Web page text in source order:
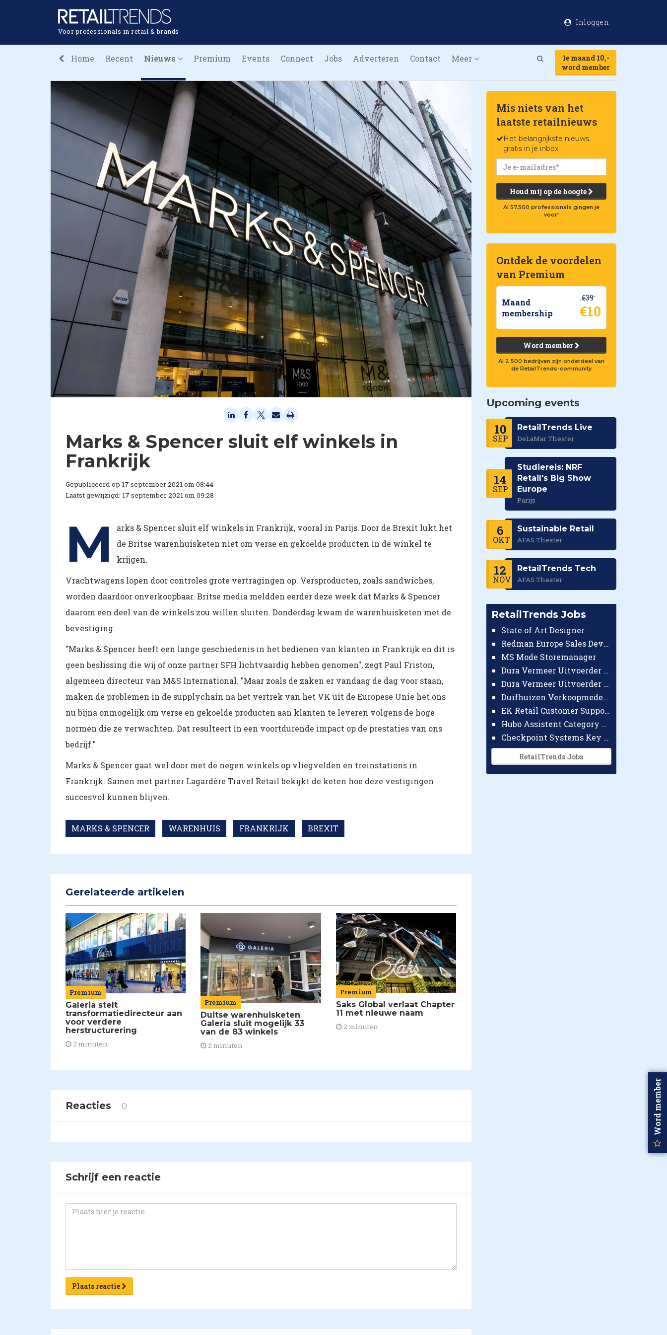
Voor professionals in retail & brands
Inloggen
Home Recent Nieuws Premium Events Connect Jobs Adverteren Contact Meer
1e maand 10,-
word member
Marks & Spencer sluit elf winkels in
Frankrijk
Gepubliceerd op 17 september 2021 om 08:44
Laatst gewijzigd: 17 september 2021 om 09:28
M
arks & Spencer sluit elf winkels in Frankrijk, vooral in Parijs. Door de Brexit lukt het
de Britse warenhuisketen niet om verse en gekoelde producten in de winkel te
krijgen.
Vrachtwagens lopen door controles grote vertragingen op. Versproducten, zoals sandwiches,
worden daardoor onverkoopbaar. Britse media meldden eerder deze week dat Marks & Spencer
daarom een deel van de winkels zou willen sluiten. Donderdag kwam de warenhuisketen met de
bevestiging.
"Marks & Spencer heeft een lange geschiedenis in het bedienen van klanten in Frankrijk en dit is
geen beslissing die wij of onze partner SFH lichtvaardig hebben genomen", zegt Paul Friston,
algemeen directeur van M&S International. "Maar zoals de zaken er vandaag de dag voor staan,
maken de problemen in de supplychain na het vertrek van het VK uit de Europese Unie het ons
nu bijna onmogelijk om verse en gekoelde producten aan klanten te leveren volgens de hoge
normen die ze verwachten. Dat resulteert in een voortdurende impact op de prestaties van ons
bedrijf."
Marks & Spencer gaat wel door met de negen winkels op vliegvelden en treinstations in
Frankrijk. Samen met partner Lagardère Travel Retail bekijkt de keten hoe deze vestigingen
succesvol kunnen blijven.
MARKS & SPENCER WARENHUIS FRANKRIJK BREXIT
Gerelateerde artikelen
Premium
Galeria stelt
transformatiedirecteur aan
voor verdere
herstructurering
2 minuten
Premium
Duitse warenhuisketen
Galeria sluit mogelijk 33
van de 83 winkels
2 minuten
Premium
Saks Global verlaat Chapter
11 met nieuwe naam
2 minuten
Reacties 0
Schrijf een reactie
Plaats reactie
Mis niets van het
laatste retailnieuws
Het belangrijkste nieuws,
gratis in je inbox
Houd mij op de hoogte
Al 57.500 professionals gingen je
voor!
Ontdek de voordelen
van Premium
Maand
membership
€39
€10
Word member
Al 2.500 bedrijven zijn onderdeel van
de RetailTrends-community
Upcoming events
10
SEP
RetailTrends Live
DeLaMar Theater
14
SEP
Studiereis: NRF
Retail's Big Show
Europe
Parijs
6
OKT
Sustainable Retail
AFAS Theater
12
NOV
RetailTrends Tech
AFAS Theater
RetailTrends Jobs
State of Art Designer
Redman Europe Sales Developer (Europe)
MS Mode Storemanager
Dura Vermeer Uitvoerder GWW Amsterdam
Dura Vermeer Uitvoerder Civiel Nijmegen
Duifhuizen Verkoopmedewerker Ridderkerk
EK Retail Customer Support Omnichannel
Hubo Assistent Category Manager
Checkpoint Systems Key Accountmanager Benelux
RetailTrends Jobs
Word member